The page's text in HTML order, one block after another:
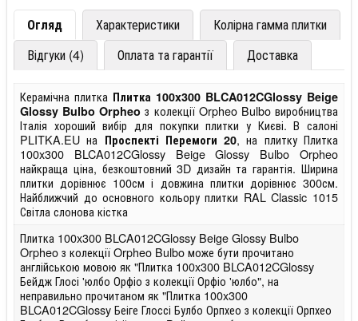
Огляд Характеристики
Колірна гамма плитки
Відгуки (4)
Оплата та гарантії Доставка
Керамічна плитка Плитка 100x300 BLCA012CGlossy Beige
Glossy Bulbo Orpheo з колекції Orpheo Bulbo виробництва
Італія хороший вибір для покупки плитки у Києві. В салоні
PLITKA.EU на Проспекті Перемоги 20, на плитку Плитка
100x300 BLCA012CGlossy Beige Glossy Bulbo Orpheo
найкраща ціна, безкоштовний 3D дизайн та гарантія. Ширина
плитки дорівнює 100см і довжина плитки дорівнює 300см.
Найближчий до основного кольору плитки RAL Classic 1015
Світла слонова кістка
Плитка 100x300 BLCA012CGlossy Beige Glossy Bulbo
Orpheo з колекції Orpheo Bulbo може бути прочитано
англійською мовою як "Плитка 100x300 BLCA012CGlossy
Бейдж Глосі 'юлбо Орфіо з колекції Орфіо 'юлбо", на
неправильно прочитаном як "Плитка 100x300
BLCA012CGlossy Беіге Глоссі Булбо Орпхео з колекції Орпхео